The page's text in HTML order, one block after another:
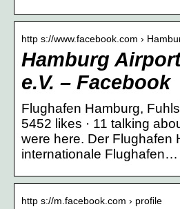
http s://www.facebook.com ›
Hamburg
e.V. – Facebook
Flughafen Hamburg,
5452 likes · 11 talking
were here. Der Flughafen
internationale Flughafen…
http s://m.facebook.com › profile